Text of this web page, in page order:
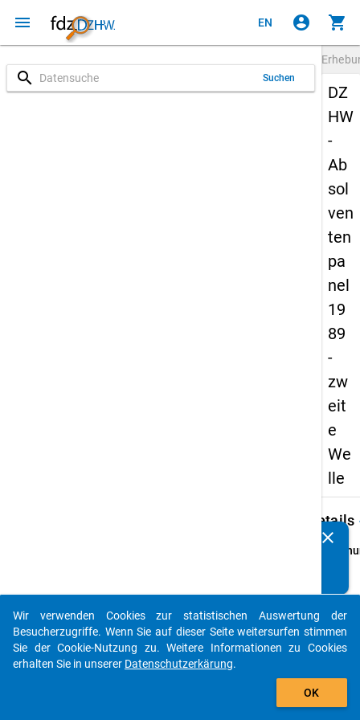
menu EN account_circle shopping_cart
search Suchen
DZ
HW
-
Ab
sol
ven
ten
pa
nel
19
89
-
zw
eit
e
We
lle
Details
info
im
1989
clear
auto_stories
add_shopping_cart
Wir verwenden Cookies zur statistischen Auswertung der
Besucherzugriffe. Wenn Sie auf dieser Seite weitersurfen stimmen
Sie der Cookie-Nutzung zu. Weitere Informationen zu Cookies
erhalten Sie in unserer Datenschutzerkärung.
OK